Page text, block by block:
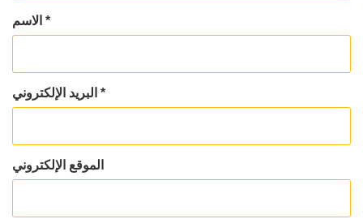
*
*
الموقع الإلكتروني